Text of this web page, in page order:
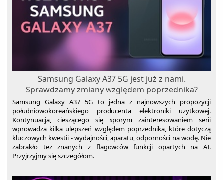
Samsung Galaxy A37 5G jest już z nami.
Sprawdzamy zmiany względem poprzednika?
Samsung Galaxy A37 5G to jedna z najnowszych propozycji
południowokoreańskiego producenta elektroniki użytkowej.
Kontynuacja, cieszącego się sporym zainteresowaniem serii
wprowadza kilka ulepszeń względem poprzednika, które dotyczą
kluczowych kwestii - wydajności, aparatu, odporności na wodę. Nie
zabrakło też znanych z flagowców funkcji opartych na AI.
Przyjrzyjmy się szczegółom.